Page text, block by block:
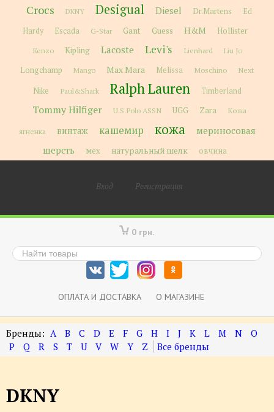
Crocs DKNY Desigual Diesel Dr.Martens
Ed
Hardy
Escada G-Star Gant Guess H&M Hollister
Kenzo Kipling Lacoste Levi's Lienhard Liu Jo
Longchamp Mango Max Mara Melissa Moschino
Next
Nike
Paul&Shark Ralph Lauren Timberland
Tommy Hilfiger U.S.Polo ASSN UGG Zara
Кожа
ягненка
винтаж кашемир кожа
мериносовая
шерсть
мех натуральный шелк овчина
Вход Регистрация
0 грн.
ОПЛАТА И ДОСТАВКА О МАГАЗИНЕ
A B C D E F G H I J K L M N
O
P
Q R S T U V W Y Z
DKNY